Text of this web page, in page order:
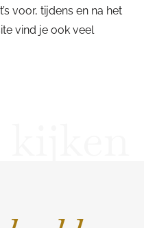
voor, tijdens en na het
vind je ook veel